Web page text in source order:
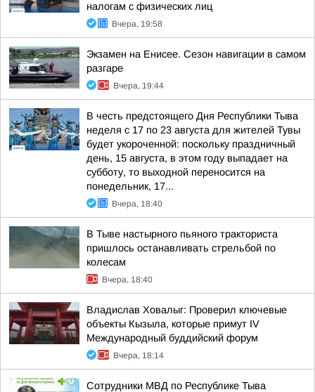
налогам с физических лиц
Вчера, 19:58
Экзамен на Енисее. Сезон навигации в самом
разгаре
Вчера, 19:44
В честь предстоящего Дня Республики Тыва
неделя с 17 по 23 августа для жителей Тувы
будет укороченной: поскольку праздничный
день, 15 августа, в этом году выпадает на
субботу, то выходной переносится на
понедельник, 17...
Вчера, 18:40
В Тыве настырного пьяного тракториста
пришлось останавливать стрельбой по
колесам
Вчера, 18:40
Владислав Ховалыг: Проверил ключевые
объекты Кызыла, которые примут IV
Международный буддийский форум
Вчера, 18:14
Сотрудники МВД по Республике Тыва